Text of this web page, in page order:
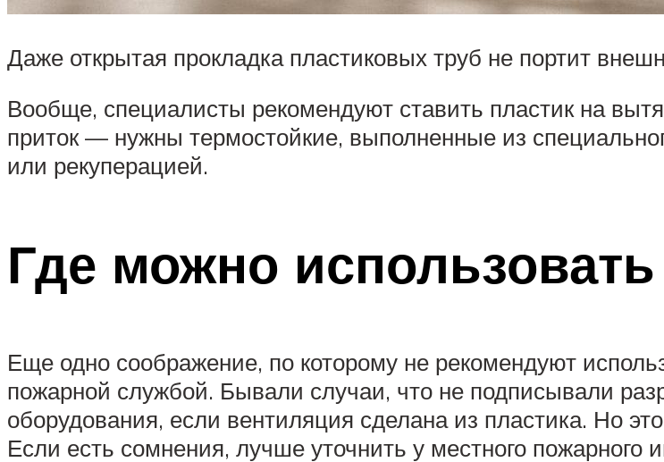
Даже открытая прокладка пластиковых труб не портит
Вообще, специалисты рекомендуют ставить пластик на
приток — нужны термостойкие, выполненные из
или рекуперацией.
Где можно использовать
Еще одно соображение, по которому не рекомендуют
пожарной службой. Бывали случаи, что не подписывали
оборудования, если вентиляция сделана из пластика. Но
Если есть сомнения, лучше уточнить у местного пожарного